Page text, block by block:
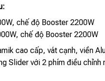
chế độ Booster 2200W
chế độ Booster 2200W
cao cấp, vát cạnh, viền
Slider với 2 phím điều